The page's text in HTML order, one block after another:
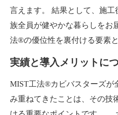
言えます。 結果として、施
族全員が健やかな暮らしをお
法®の優位性を裏付ける要素
実績と導入メリットに
MIST工法®カビバスターズが
み重ねてきたことは、その技